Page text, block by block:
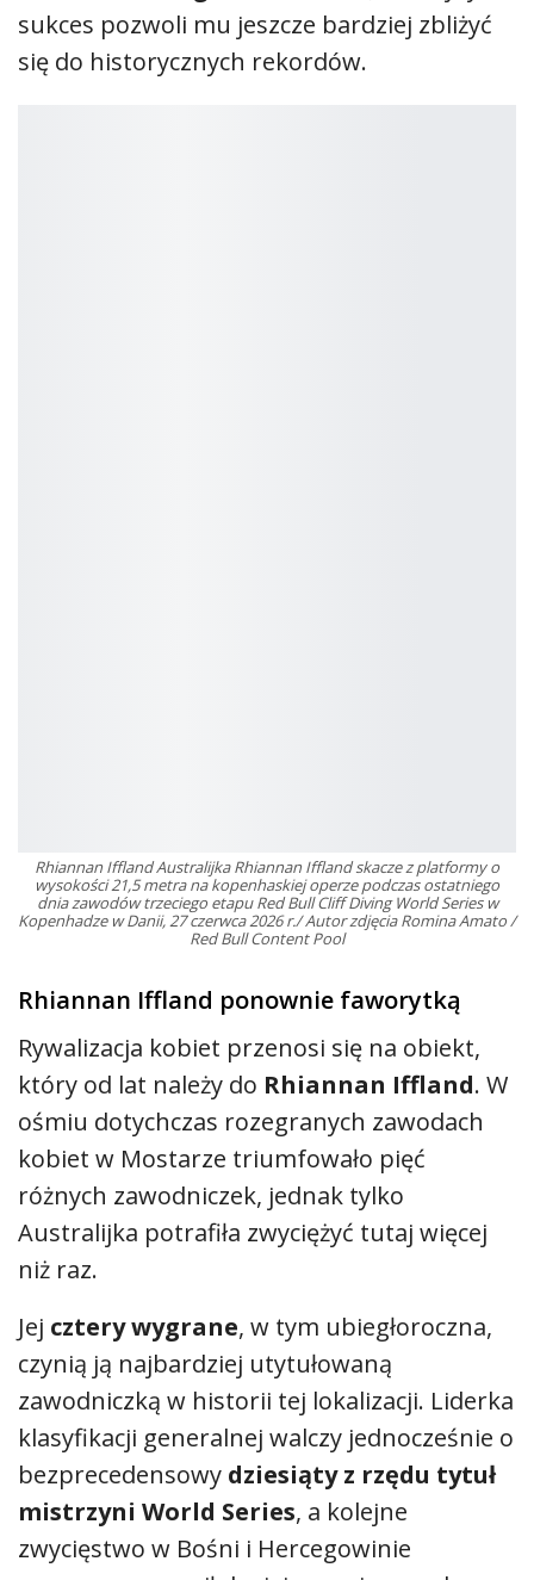
dorobku.
Obecnie zajmujedrugie miejsce na liście
wysokości 21,5 metra na kopenhaskiej operze podczas ostatniego
dnia zawodów trzeciego etapu Red Bull Cliff Diving World Series w
Kopenhadze w Danii, 27 czerwca 2026 r./ Autor zdjęcia Romina Amato /
Red Bull Content Pool
Rhiannan Iffland ponownie faworytką
Rywalizacja kobiet przenosi się na obiekt,
który od lat należy doRhiannan Iffland. W
ośmiu dotychczas rozegranych zawodach
kobiet w Mostarze triumfowało pięć
różnych zawodniczek, jednak tylko
Australijka potrafiła zwyciężyć tutaj więcej
niż raz.
Jejcztery wygrane, w tym ubiegłoroczna,
czynią ją najbardziej utytułowaną
zawodniczką w historii tej lokalizacji. Liderka